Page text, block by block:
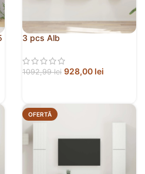
3 pcs Alb
1092,99lei 928,00 lei
OFERTĂ